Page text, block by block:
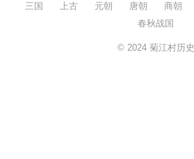
三国 上古 元朝 唐朝 商朝
春秋战国
© 2024 菊江村历史